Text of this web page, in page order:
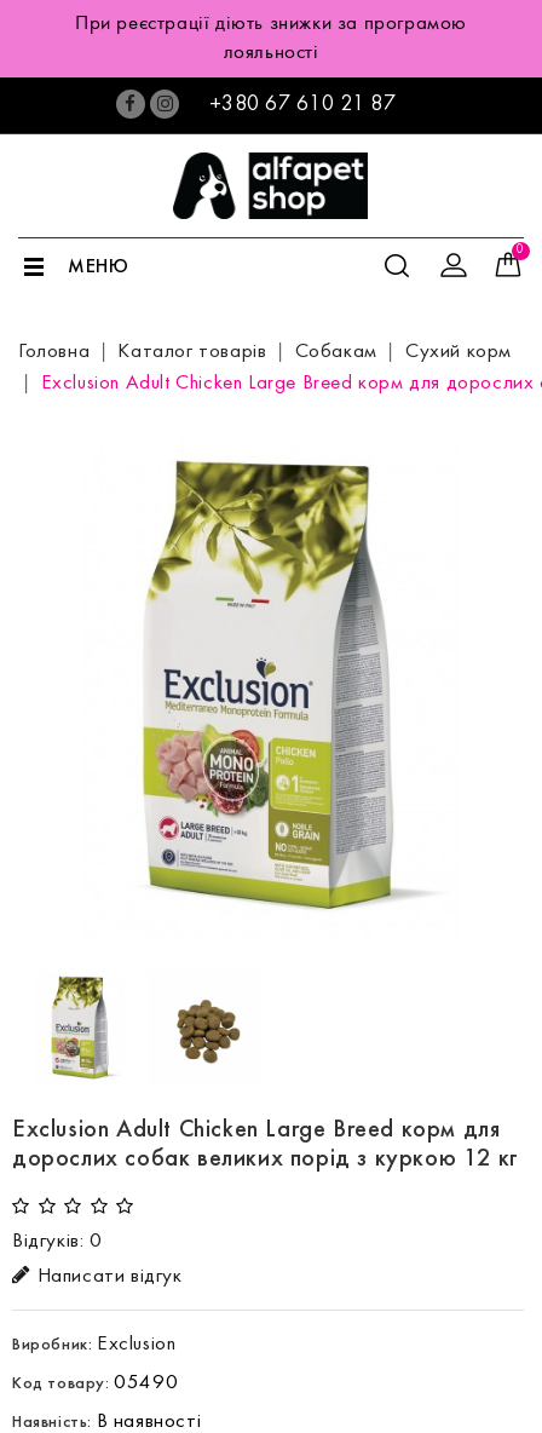
При реєстрації діють знижки за програмою
лояльності
+380 67 610 21 87
0
МЕНЮ
Головна Каталог товарів Собакам
Сухий корм
Exclusion Adult Chicken Large Breed корм для
Exclusion Adult Chicken Large Breed корм для
дорослих собак великих порід з куркою 12 кг
Відгуків: 0
Написати відгук
Виробник: Exclusion
Код товару:05490
Наявність: В наявності